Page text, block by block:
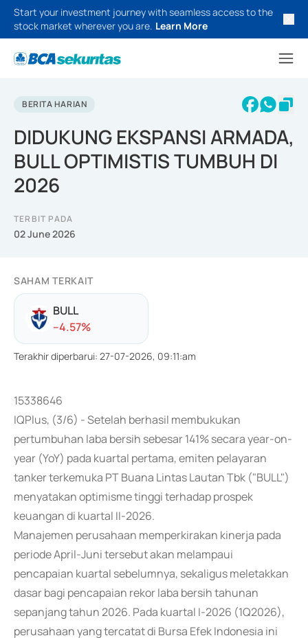
Start your investment journey with seamless access to the
stock market wherever you are. Learn More
BERITA HARIAN
DIDUKUNG EKSPANSI ARMADA,
BULL OPTIMISTIS TUMBUH DI
2026
TERBIT PADA
02 June 2026
SAHAM TERKAIT
BULL
--4.57%
Terakhir diperbarui: 27-07-2026, 09:11:am
15338646
IQPlus, (3/6) - Setelah berhasil membukukan
pertumbuhan laba bersih sebesar 141% secara year-on-
year (YoY) pada kuartal pertama, emiten pelayaran
tanker terkemuka PT Buana Lintas Lautan Tbk ("BULL")
menyatakan optimisme tinggi terhadap prospek
keuangan di kuartal II-2026.
Manajemen perusahaan memperkirakan kinerja pada
periode April-Juni tersebut akan melampaui
pencapaian kuartal sebelumnya, sekaligus meletakkan
dasar bagi pencapaian rekor laba bersih tahunan
sepanjang tahun 2026. Pada kuartal I-2026 (1Q2026),
perusahaan yang tercatat di Bursa Efek Indonesia ini